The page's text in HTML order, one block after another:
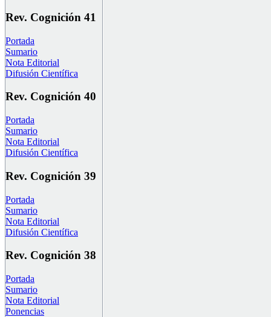
Rev. Cognición 41
Portada
Sumario
Nota Editorial
Difusión Científica
Rev. Cognición 40
Portada
Sumario
Nota Editorial
Difusión Científica
Rev. Cognición 39
Portada
Sumario
Nota Editorial
Difusión Científica
Rev. Cognición 38
Portada
Sumario
Nota Editorial
Ponencias